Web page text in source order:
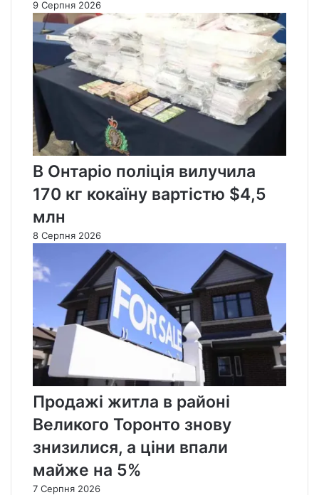
9 Серпня 2026
В Онтаріо поліція вилучила
170 кг кокаїну вартістю $4,5
млн
8 Серпня 2026
Продажі житла в районі
Великого Торонто знову
знизилися, а ціни впали
майже на 5%
7 Серпня 2026